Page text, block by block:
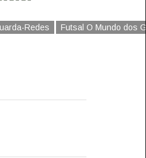
Redes
Futsal O Mundo dos